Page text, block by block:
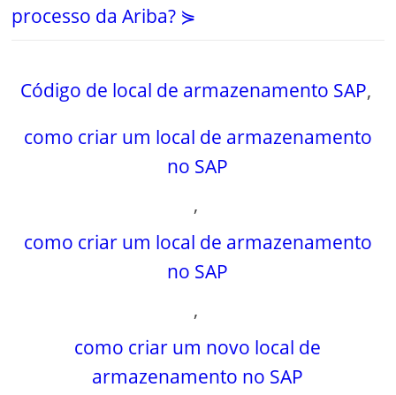
processo da Ariba? ⋟
Código de local de armazenamento SAP,
como criar um local de armazenamento
no SAP
,
como criar um local de armazenamento
no SAP
,
como criar um novo local de
armazenamento no SAP